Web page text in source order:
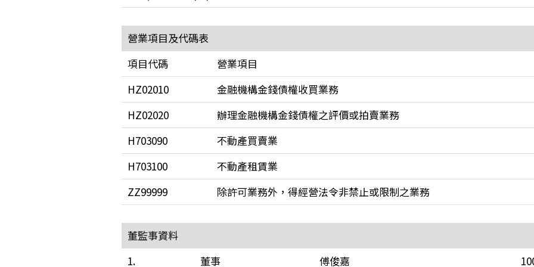
營業項目及代碼表
項目代碼
營業項目
HZ02010
金融機構金錢債權收買業務
HZ02020
辦理金融機構金錢債權之評價或拍賣業務
H703090
不動產買賣業
H703100
不動產租賃業
ZZ99999
除許可業務外，得經營法令非禁止或限制之業務
董監事資料
1.
董事 傅俊嘉